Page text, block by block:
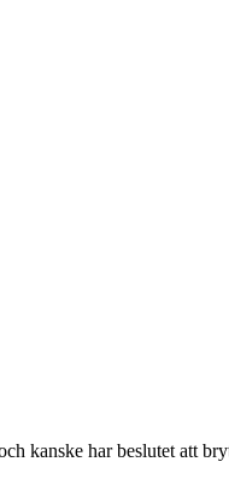
kanske har beslutet att